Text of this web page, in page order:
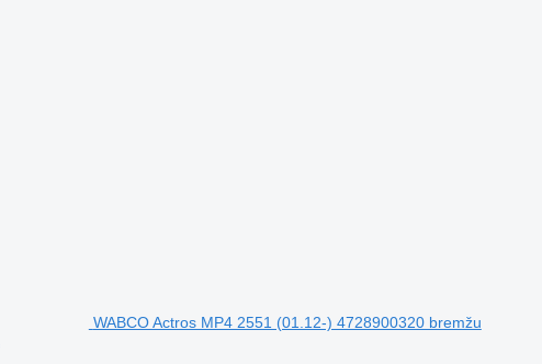
WABCO Actros MP4 2551 (01.12-) 4728900320 bremžu